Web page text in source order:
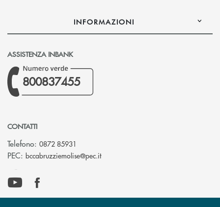
INFORMAZIONI
ASSISTENZA INBANK
800837455
CONTATTI
Telefono: 0872 85931
PEC: bccabruzziemolise@pec.it(si apre l’app di posta elettronica)